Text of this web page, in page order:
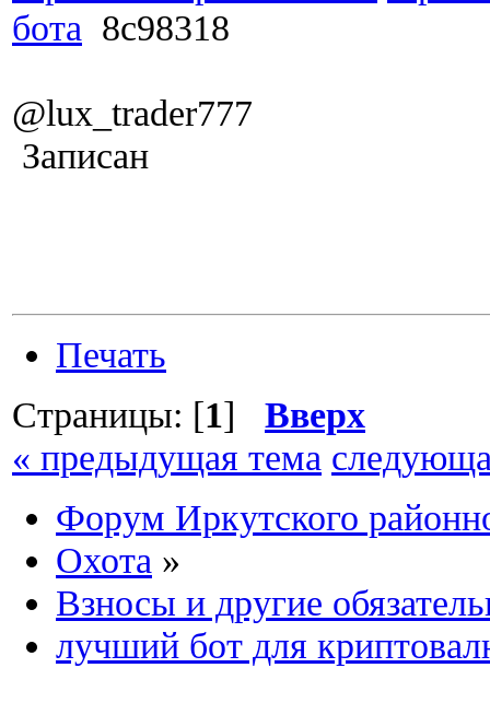
бота 8c98318
@lux_trader777
Записан
Печать
Страницы: [1] Вверх
« предыдущая тема
Форум Иркутского
Охота »
Взносы и другие
лучший бот для